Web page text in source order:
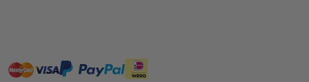
mastervisa paypal ideal